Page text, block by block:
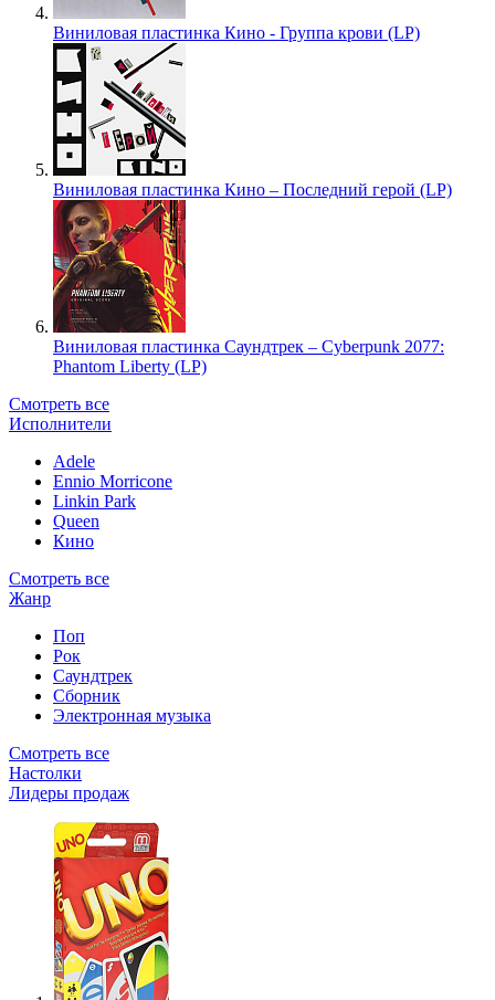
Виниловая пластинка Кино - Группа крови (LP)
Виниловая пластинка Кино – Последний герой (LP)
Виниловая пластинка Саундтрек – Cyberpunk 2077:
Phantom Liberty (LP)
Смотреть все
Исполнители
Adele
Ennio Morricone
Linkin Park
Queen
Кино
Смотреть все
Жанр
Поп
Рок
Саундтрек
Сборник
Электронная музыка
Смотреть все
Настолки
Лидеры продаж